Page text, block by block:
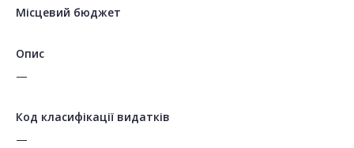
Місцевий бюджет
Опис
—
Код класифікації видатків
—